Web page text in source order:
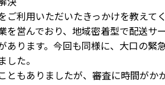
ご利用いただいたきっかけを教えて
を営んでおり、地域密着型で配送
あります。今回も同様に、大口の
た。
ともありましたが、審査に時間が